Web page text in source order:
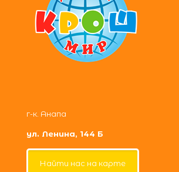
г-к. Анапа
ул. Ленина, 144 Б
Найти нас на карте